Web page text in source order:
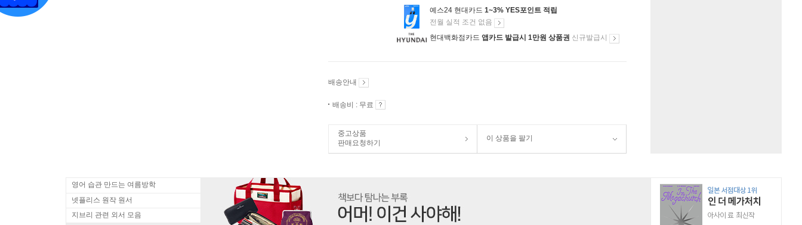
예스24 현대카드 1~3% YES포인트 적립
전월 실적 조건 없음
현대백화점카드 앱카드 발급시 1만원 상품권 신규발급시
배송안내
배송비 : 무료
중고상품
판매요청하기
이 상품을 팔기
영어 습관 만드는 여름방학
넷플리스 원작 원서
지브리 관련 외서 모음